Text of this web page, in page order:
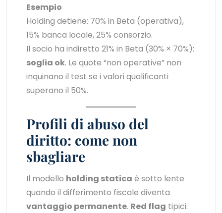
Esempio
Holding detiene: 70% in Beta (operativa),
15% banca locale, 25% consorzio.
Il socio ha indiretto 21% in Beta (30% × 70%):
soglia ok. Le quote “non operative” non
inquinano il test se i valori qualificanti
superano il 50%.
Profili di abuso del
diritto: come non
sbagliare
Il modello holding statica è sotto lente
quando il differimento fiscale diventa
vantaggio permanente. Red flag tipici: